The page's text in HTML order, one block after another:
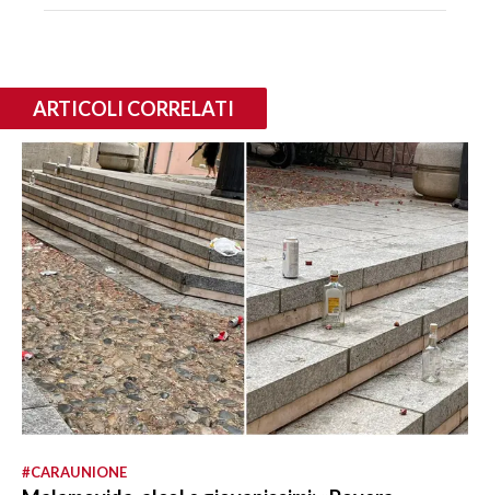
ARTICOLI CORRELATI
#CARAUNIONE